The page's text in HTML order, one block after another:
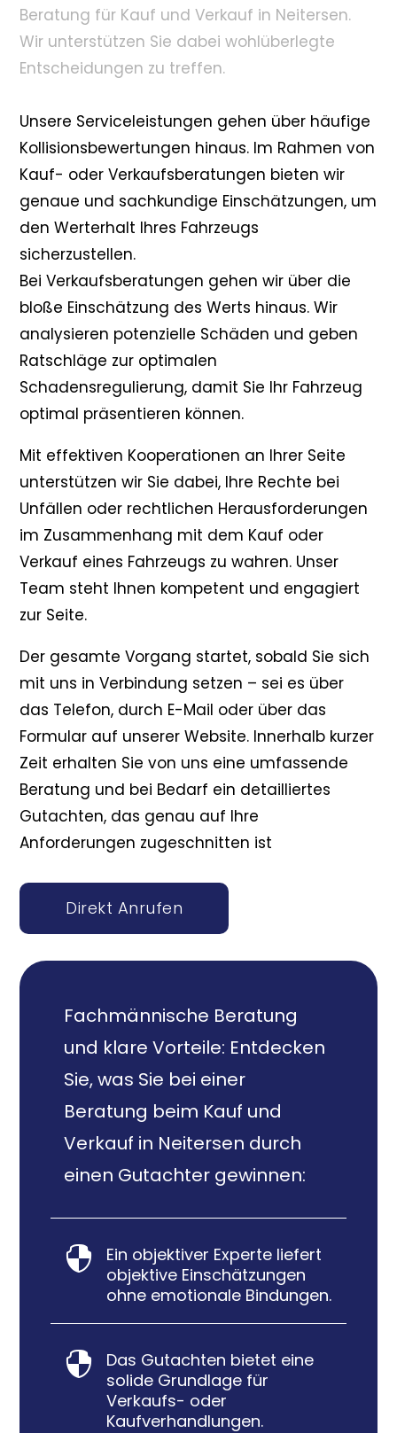
Beratung für Kauf und Verkauf in Neitersen.
Wir unterstützen Sie dabei wohlüberlegte
Entscheidungen zu treffen.
Unsere Serviceleistungen gehen über häufige
Kollisionsbewertungen hinaus. Im Rahmen von
Kauf- oder Verkaufsberatungen bieten wir
genaue und sachkundige Einschätzungen, um
den Werterhalt Ihres Fahrzeugs
sicherzustellen.
Bei Verkaufsberatungen gehen wir über die
bloße Einschätzung des Werts hinaus. Wir
analysieren potenzielle Schäden und geben
Ratschläge zur optimalen
Schadensregulierung, damit Sie Ihr Fahrzeug
optimal präsentieren können.
Mit effektiven Kooperationen an Ihrer Seite
unterstützen wir Sie dabei, Ihre Rechte bei
Unfällen oder rechtlichen Herausforderungen
im Zusammenhang mit dem Kauf oder
Verkauf eines Fahrzeugs zu wahren. Unser
Team steht Ihnen kompetent und engagiert
zur Seite.
Der gesamte Vorgang startet, sobald Sie sich
mit uns in Verbindung setzen – sei es über
das Telefon, durch E-Mail oder über das
Formular auf unserer Website. Innerhalb kurzer
Zeit erhalten Sie von uns eine umfassende
Beratung und bei Bedarf ein detailliertes
Gutachten, das genau auf Ihre
Anforderungen zugeschnitten ist
Direkt Anrufen
Fachmännische Beratung
und klare Vorteile: Entdecken
Sie, was Sie bei einer
Beratung beim Kauf und
Verkauf in Neitersen durch
einen Gutachter gewinnen:

Ein objektiver Experte liefert
objektive Einschätzungen
ohne emotionale Bindungen.

Das Gutachten bietet eine
solide Grundlage für
Verkaufs- oder
Kaufverhandlungen.